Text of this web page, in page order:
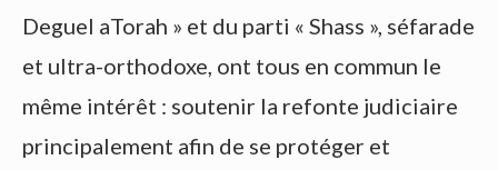
Deguel aTorah » et du parti « Shass », séfarade
et ultra-orthodoxe, ont tous en commun le
même intérêt : soutenir la refonte judiciaire
principalement afin de se protéger et